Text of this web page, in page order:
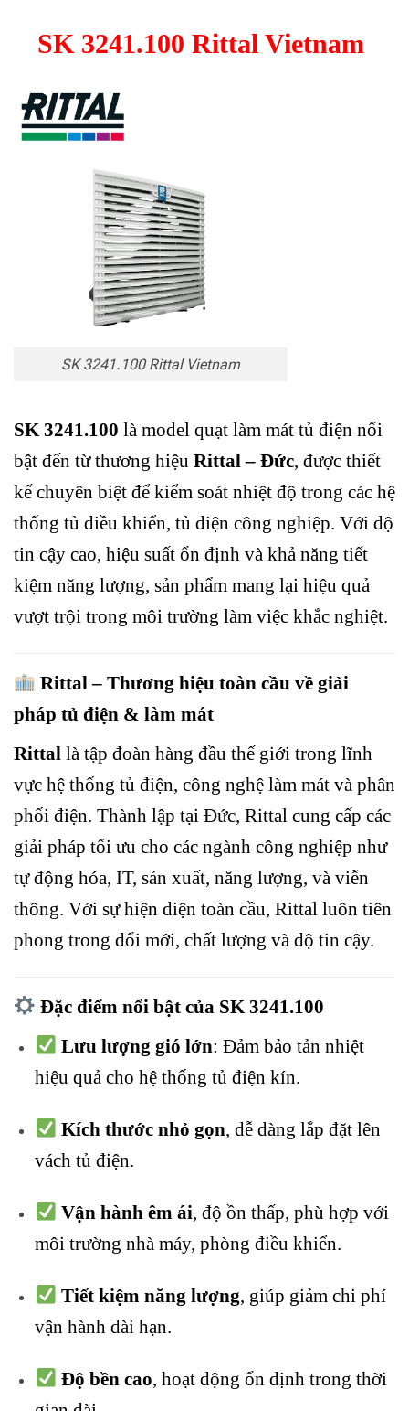
SK 3241.100 Rittal Vietnam
SK 3241.100 Rittal Vietnam
SK 3241.100 là model quạt làm mát tủ điện nổi
bật đến từ thương hiệu Rittal – Đức, được thiết
kế chuyên biệt để kiểm soát nhiệt độ trong các hệ
thống tủ điều khiển, tủ điện công nghiệp. Với độ
tin cậy cao, hiệu suất ổn định và khả năng tiết
kiệm năng lượng, sản phẩm mang lại hiệu quả
vượt trội trong môi trường làm việc khắc nghiệt.
Rittal – Thương hiệu toàn cầu về giải
pháp tủ điện & làm mát
Rittal là tập đoàn hàng đầu thế giới trong lĩnh
vực hệ thống tủ điện, công nghệ làm mát và phân
phối điện. Thành lập tại Đức, Rittal cung cấp các
giải pháp tối ưu cho các ngành công nghiệp như
tự động hóa, IT, sản xuất, năng lượng, và viễn
thông. Với sự hiện diện toàn cầu, Rittal luôn tiên
phong trong đổi mới, chất lượng và độ tin cậy.
Đặc điểm nổi bật của SK 3241.100
Lưu lượng gió lớn: Đảm bảo tản nhiệt
hiệu quả cho hệ thống tủ điện kín.
Kích thước nhỏ gọn, dễ dàng lắp đặt lên
vách tủ điện.
Vận hành êm ái, độ ồn thấp, phù hợp với
môi trường nhà máy, phòng điều khiển.
Tiết kiệm năng lượng, giúp giảm chi phí
vận hành dài hạn.
Độ bền cao, hoạt động ổn định trong thời